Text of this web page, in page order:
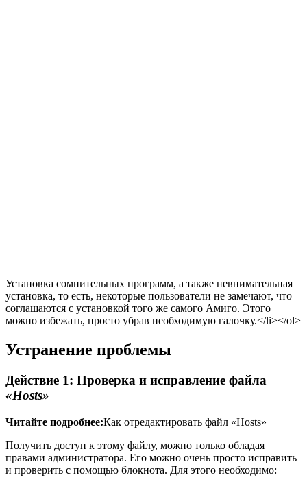
Установка сомнительных программ, а также невнимательная
установка, то есть, некоторые пользователи не замечают, что
соглашаются с установкой того же самого Амиго. Этого
можно избежать, просто убрав необходимую галочку.</li></ol>
Устранение проблемы
Действие 1: Проверка и исправление файла
«Hosts»
Читайте подробнее:Как отредактировать файл «Hosts»
Получить доступ к этому файлу, можно только обладая
правами администратора. Его можно очень просто исправить
и проверить с помощью блокнота. Для этого необходимо: